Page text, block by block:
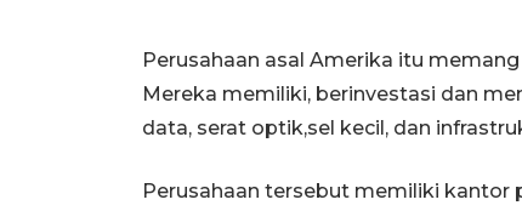
Perusahaan asal Amerika itu
Mereka memiliki, berinvestasi dan
data, serat optik,sel kecil, dan
Perusahaan tersebut memiliki kantor